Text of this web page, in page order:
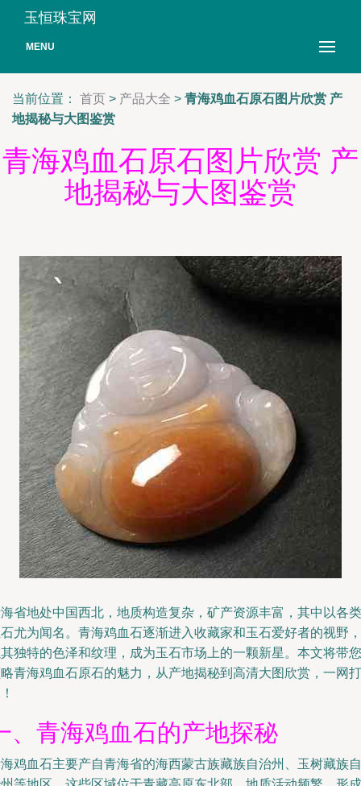
玉恒珠宝网
MENU
当前位置： 首页 > 产品大全 > 青海鸡血石原石图片欣赏 产
地揭秘与大图鉴赏
青海鸡血石原石图片欣赏 产
地揭秘与大图鉴赏
省地处中国西北，地质构造复杂，矿产资源丰富，其中以各类
尤为闻名。青海鸡血石逐渐进入收藏家和玉石爱好者的视野，
独特的色泽和纹理，成为玉石市场上的一颗新星。本文将带您
青海鸡血石原石的魅力，从产地揭秘到高清大图欣赏，一网打
、青海鸡血石的产地探秘
鸡血石主要产自青海省的海西蒙古族藏族自治州、玉树藏族自